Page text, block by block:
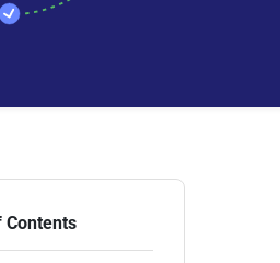
Contents